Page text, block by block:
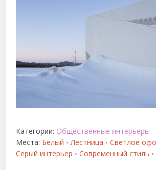
Категории: Общественные интерьеры
Места: Белый • Лестница • Светлое
Серый интерьер • Современный стиль •